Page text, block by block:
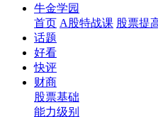
牛金学园
首页 A股特战课 股票提
话题
好看
快评
财商
股票基础
能力级别